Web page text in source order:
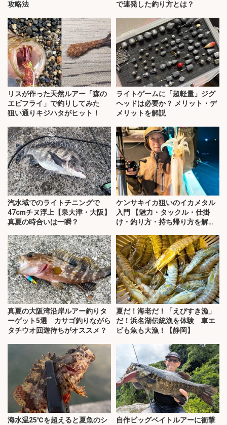
攻略法 で連発した釣り方とは？
リスが作った天然ルアー「森の
エビフライ」で釣りしてみた
狙い通りキジハタがヒット！
ライトゲームに「超軽量」ジグ
ヘッドは必要か？ メリット・デ
メリットを解説
汽水域でのライトチニングで
47cmチヌ浮上【泉大津・大阪】
真夏の時合いは一瞬？
ケンサキイカ狙いのイカメタル
入門 【魅力・タックル・仕掛
け・釣り方・持ち帰り方を解
真夏の大阪湾沿岸ルアー釣りタ
ーゲット5選 カサゴ釣りながら
タチウオ回遊待ちがオススメ？
夏だ！海老だ！「えびすき漁」
だ！浜名湖伝統漁を体験 車エ
ビも魚も大漁！【静岡】
海水温25℃を超えると夏魚のシ
自作ビッグベイトルアーに衝撃